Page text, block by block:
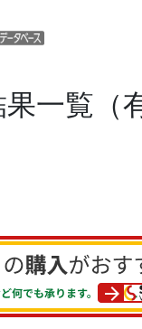
一覧（